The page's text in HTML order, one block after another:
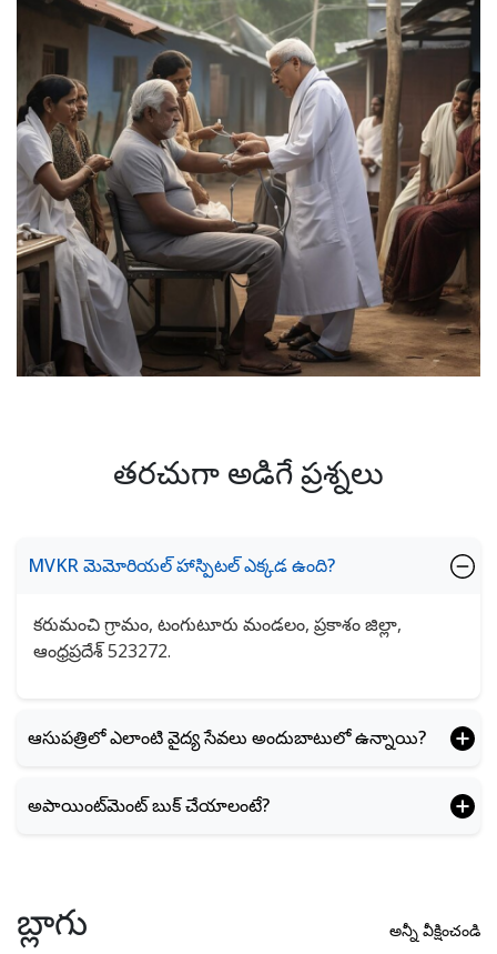
తరచుగా అడిగే ప్రశ్నలు
MVKR మెమోరియల్ హాస్పిటల్ ఎక్కడ ఉంది?
కరుమంచి గ్రామం, టంగుటూరు మండలం, ప్రకాశం జిల్లా,
ఆంధ్రప్రదేశ్ 523272.
ఆసుపత్రిలో ఎలాంటి వైద్య సేవలు అందుబాటులో ఉన్నాయి?
అపాయింట్‌మెంట్ బుక్ చేయాలంటే?
బ్లాగు అన్నీ వీక్షించండి